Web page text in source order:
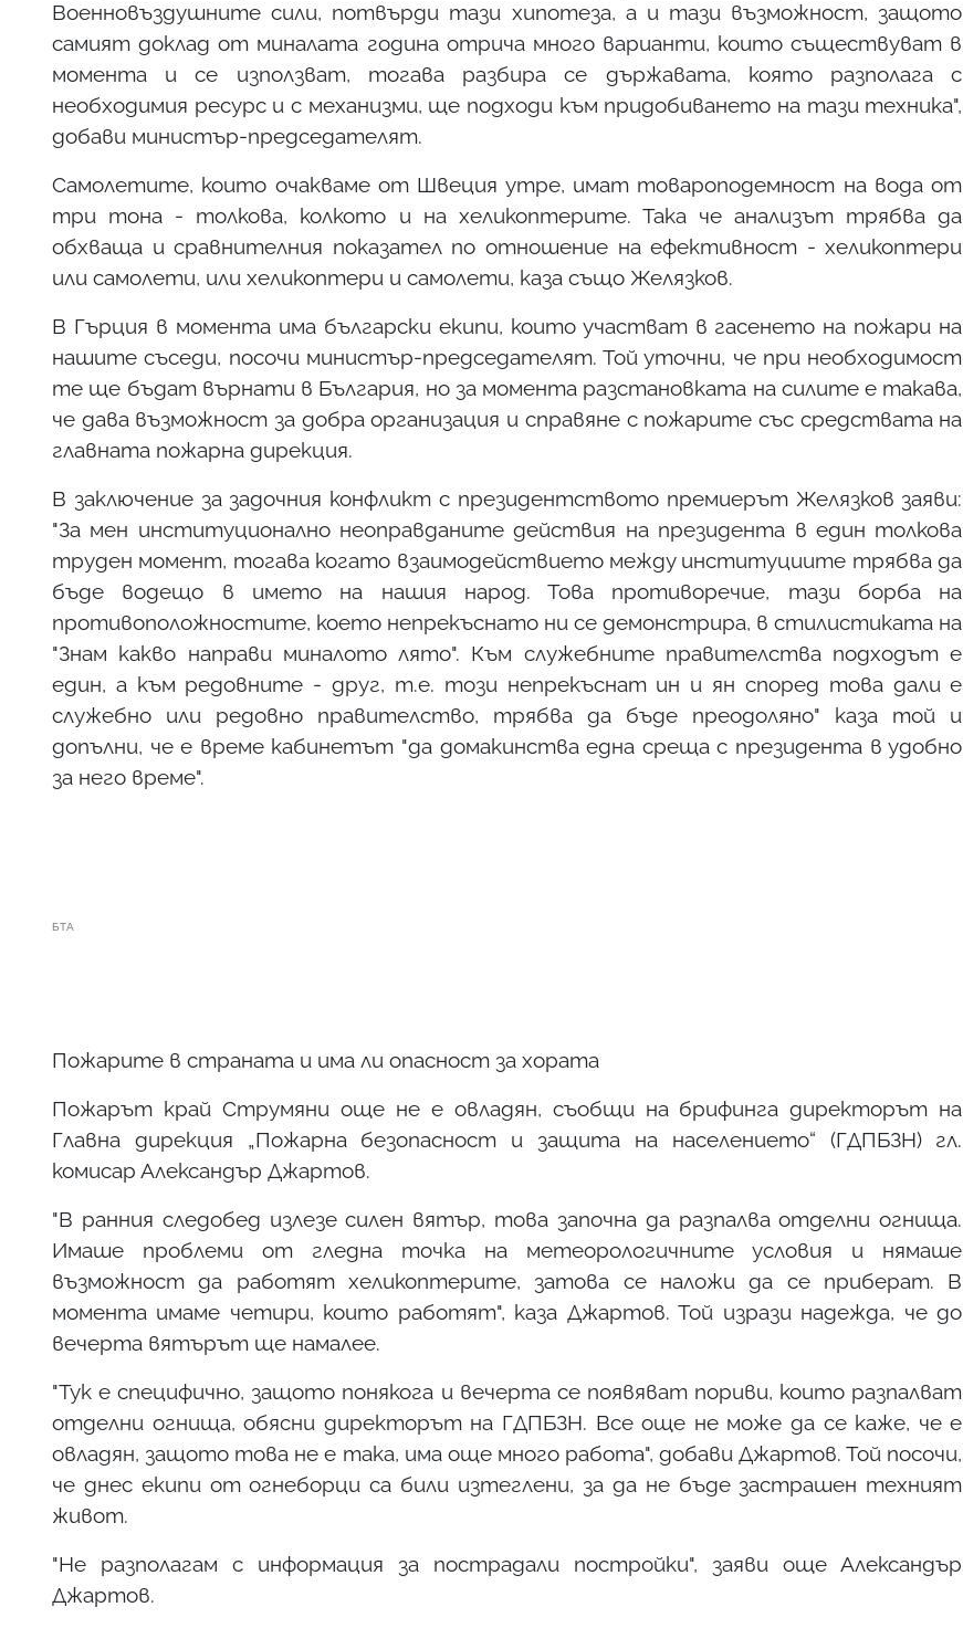
Военновъздушните сили, потвърди тази хипотеза, а и тази възможност, защото
самият доклад от миналата година отрича много варианти, които съществуват в
момента и се използват, тогава разбира се държавата, която разполага с
необходимия ресурс и с механизми, ще подходи към придобиването на тази техника",
добави министър-председателят.
Самолетите, които очакваме от Швеция утре, имат товароподемност на вода от
три тона - толкова, колкото и на хеликоптерите. Така че анализът трябва да
обхваща и сравнителния показател по отношение на ефективност - хеликоптери
или самолети, или хеликоптери и самолети, каза също Желязков.
В Гърция в момента има български екипи, които участват в гасенето на пожари на
нашите съседи, посочи министър-председателят. Той уточни, че при необходимост
те ще бъдат върнати в България, но за момента разстановката на силите е такава,
че дава възможност за добра организация и справяне с пожарите със средствата на
главната пожарна дирекция.
В заключение за задочния конфликт с президентството премиерът Желязков заяви:
"За мен институционално неоправданите действия на президента в един толкова
труден момент, тогава когато взаимодействието между институциите трябва да
бъде водещо в името на нашия народ. Това противоречие, тази борба на
противоположностите, което непрекъснато ни се демонстрира, в стилистиката на
"Знам какво направи миналото лято". Към служебните правителства подходът е
един, а към редовните - друг, т.е. този непрекъснат ин и ян според това дали е
служебно или редовно правителство, трябва да бъде преодоляно" каза той и
допълни, че е време кабинетът "да домакинства една среща с президента в удобно
за него време".
БТА
Пожарите в страната и има ли опасност за хората
Пожарът край Струмяни още не е овладян, съобщи на брифинга директорът на
Главна дирекция „Пожарна безопасност и защита на населението“ (ГДПБЗН) гл.
комисар Александър Джартов.
"В ранния следобед излезе силен вятър, това започна да разпалва отделни огнища.
Имаше проблеми от гледна точка на метеорологичните условия и нямаше
възможност да работят хеликоптерите, затова се наложи да се приберат. В
момента имаме четири, които работят", каза Джартов. Той изрази надежда, че до
вечерта вятърът ще намалее.
"Тук е специфично, защото понякога и вечерта се появяват пориви, които разпалват
отделни огнища, обясни директорът на ГДПБЗН. Все още не може да се каже, че е
овладян, защото това не е така, има още много работа", добави Джартов. Той посочи,
че днес екипи от огнеборци са били изтеглени, за да не бъде застрашен техният
живот.
"Не разполагам с информация за пострадали постройки", заяви още Александър
Джартов.